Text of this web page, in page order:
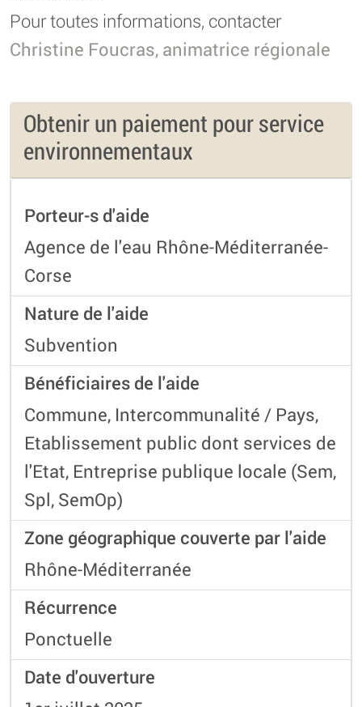
Pour toutes informations, contacter
Christine Foucras, animatrice régionale
Obtenir un paiement pour service
environnementaux
Porteur-s d'aide
Agence de l'eau Rhône-Méditerranée-
Corse
Nature de l'aide
Subvention
Bénéficiaires de l'aide
Commune, Intercommunalité / Pays,
Etablissement public dont services de
l'Etat, Entreprise publique locale (Sem,
Spl, SemOp)
Zone géographique couverte par l'aide
Rhône-Méditerranée
Récurrence
Ponctuelle
Date d'ouverture